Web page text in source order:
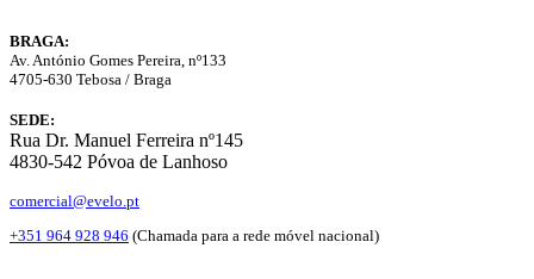
BRAGA:
Av. António Gomes Pereira, nº133
4705-630 Tebosa / Braga
SEDE:
Rua Dr. Manuel Ferreira nº145
4830-542 Póvoa de Lanhoso
comercial@evelo.pt
+351 964 928 946 (Chamada para a rede móvel nacional)